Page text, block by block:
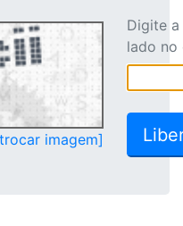
imagem]
Digite
lado no